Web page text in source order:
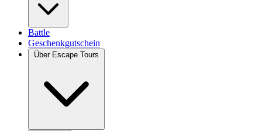
Battle
Geschenkgutschein
Über Escape Tours